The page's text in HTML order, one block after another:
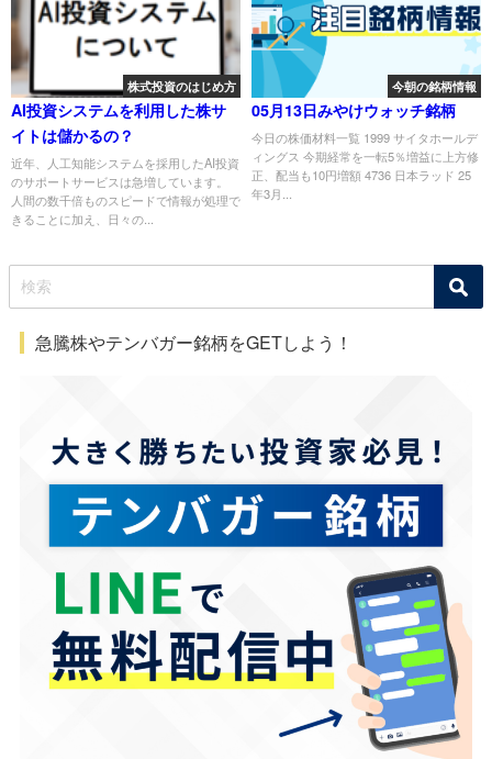
株式投資のはじめ方
AI投資システムを利用した株サ
イトは儲かるの？
近年、人工知能システムを採用したAI投資
のサポートサービスは急増しています。
人間の数千倍ものスピードで情報が処理で
きることに加え、日々の...
今朝の銘柄情報
05月13日みやけウォッチ銘柄
今日の株価材料一覧 1999 サイタホールデ
ィングス 今期経常を一転5％増益に上方修
正、配当も10円増額 4736 日本ラッド 25
年3月...
急騰株やテンバガー銘柄をGETしよう！